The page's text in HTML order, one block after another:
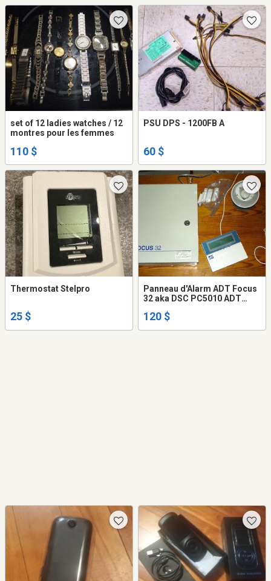
set of 12 ladies watches / 12
montres pour les femmes
110 $
PSU DPS - 1200FB A
60 $
Thermostat Stelpro
25 $
Panneau d'Alarm ADT Focus
32 aka DSC PC5010 ADT
120 $